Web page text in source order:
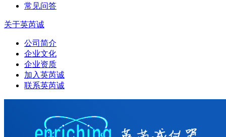
常见问答
关于英芮诚
公司简介
企业文化
企业资质
加入英芮诚
联系英芮诚